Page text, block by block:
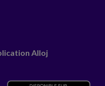
Alloj